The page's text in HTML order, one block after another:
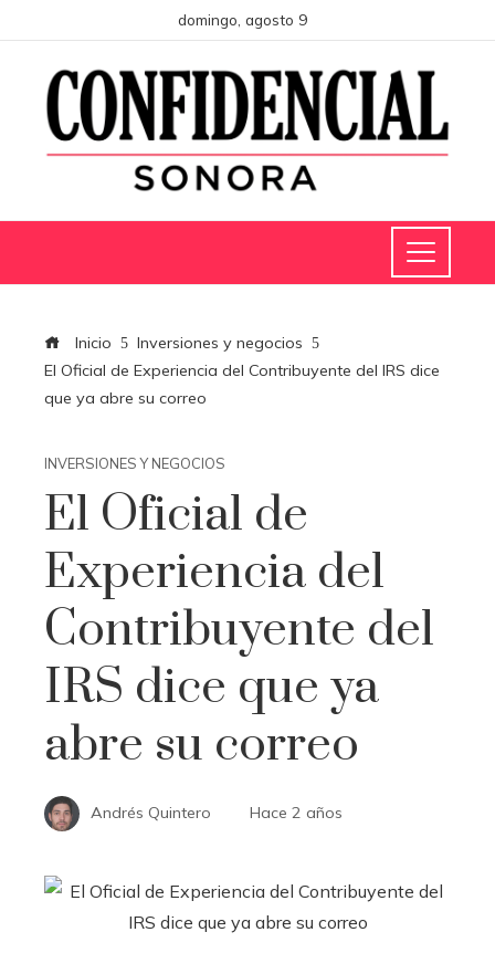
domingo, agosto 9
Inicio
Inversiones y negocios
El Oficial de Experiencia del Contribuyente del IRS dice
que ya abre su correo
INVERSIONES Y NEGOCIOS
El Oficial de
Experiencia del
Contribuyente del
IRS dice que ya
abre su correo
Andrés Quintero Hace 2 años